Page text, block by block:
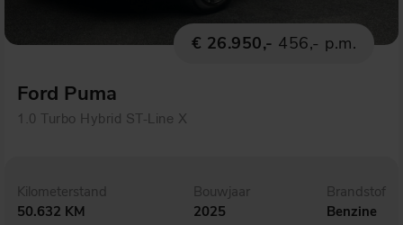
€ 26.950,- 456,- p.m.
Ford Puma
1.0 Turbo Hybrid ST-Line X
Kilometerstand
50.632 KM
Bouwjaar
2025
Brandstof
Benzine